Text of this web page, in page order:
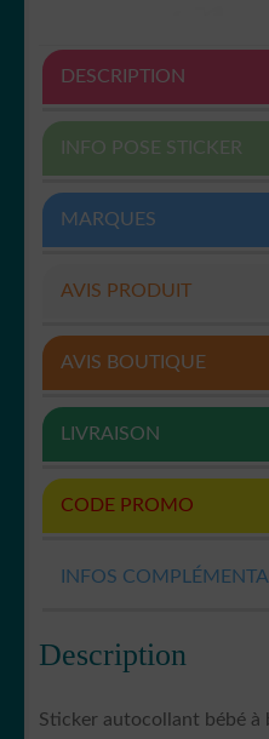
DESCRIPTION
INFO POSE STICKER
MARQUES
AVIS PRODUIT
AVIS BOUTIQUE
LIVRAISON
CODE PROMO
INFOS
Description
Sticker autocollant bébé